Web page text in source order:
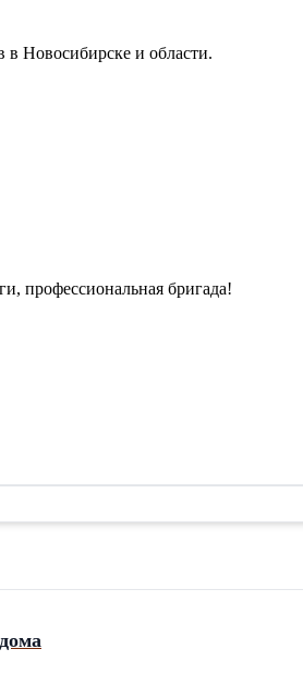
Новосибирске и области.
профессиональная бригада!